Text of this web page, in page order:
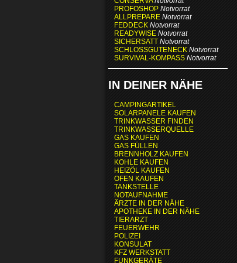
PROFOSHOP Notvorrat
ALLPREPARE Notvorrat
FEDDECK Notvorrat
READYWISE Notvorrat
SICHERSATT Notvorrat
SCHLOSSGUTENECK Notvorrat
SURVIVAL-KOMPASS Notvorrat
IN DEINER NÄHE
CAMPINGARTIKEL
SOLARPANELE KAUFEN
TRINKWASSER FINDEN
TRINKWASSERQUELLE
GAS KAUFEN
GAS FÜLLEN
BRENNHOLZ KAUFEN
KOHLE KAUFEN
HEIZÖL KAUFEN
OFEN KAUFEN
TANKSTELLE
NOTAUFNAHME
ÄRZTE IN DER NÄHE
APOTHEKE IN DER NÄHE
TIERARZT
FEUERWEHR
POLIZEI
KONSULAT
KFZ WERKSTATT
FUNKGERÄTE